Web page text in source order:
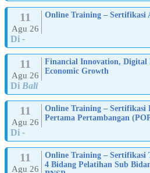
11
Agu 26
Online Training – Sertifikasi
Di -
11
Agu 26
Financial Innovation, Digital
Economic Growth
Di Bali
11
Agu 26
Online Training – Sertifikasi
Pertama Pertambangan
Di -
11
Agu 26
Online Training –
4 Bidang Pelatihan Sub